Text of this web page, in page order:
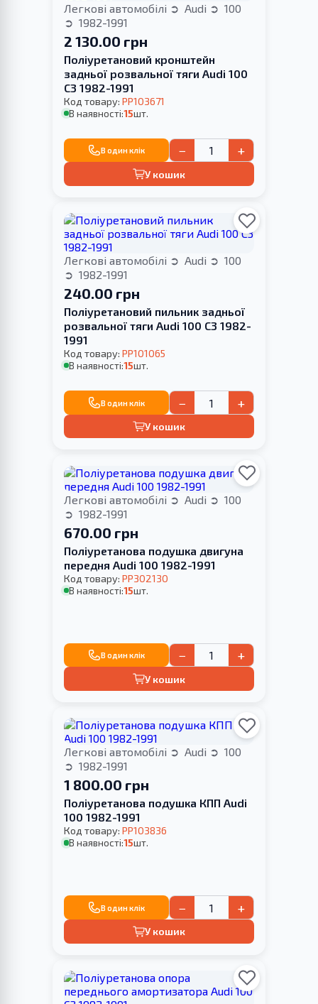
Легкові автомобілі Audi
100
1982-1991
2 130.00 грн
Поліуретановий кронштейн
задньої розвальної тяги Audi 100
С3 1982-1991
Код товару: PP103671
В наявності:15шт.
В один клік − +
У кошик
Легкові автомобілі Audi
100
1982-1991
240.00 грн
Поліуретановий пильник задньої
розвальної тяги Audi 100 С3 1982-
1991
Код товару: PP101065
В наявності:15шт.
В один клік − +
У кошик
Легкові автомобілі Audi
100
1982-1991
670.00 грн
Поліуретанова подушка двигуна
передня Audi 100 1982-1991
Код товару: PP302130
В наявності:15шт.
В один клік − +
У кошик
Легкові автомобілі Audi
100
1982-1991
1 800.00 грн
Поліуретанова подушка КПП Audi
100 1982-1991
Код товару: PP103836
В наявності:15шт.
В один клік − +
У кошик